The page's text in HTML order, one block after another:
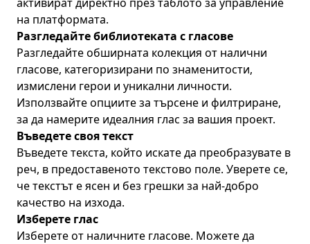
на платформата.
Разгледайте библиотеката с гласове
Разгледайте обширната колекция от налични
гласове, категоризирани по знаменитости,
измислени герои и уникални личности.
Използвайте опциите за търсене и филтриране,
за да намерите идеалния глас за вашия проект.
Въведете своя текст
Въведете текста, който искате да преобразувате в
реч, в предоставеното текстово поле. Уверете се,
че текстът е ясен и без грешки за най-добро
качество на изхода.
Изберете глас
Изберете от наличните гласове. Можете да